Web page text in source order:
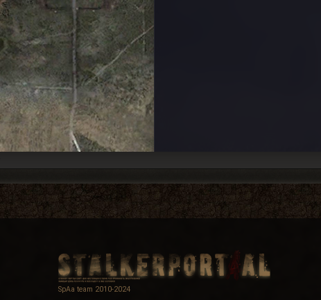
SpAa team 2010-2024